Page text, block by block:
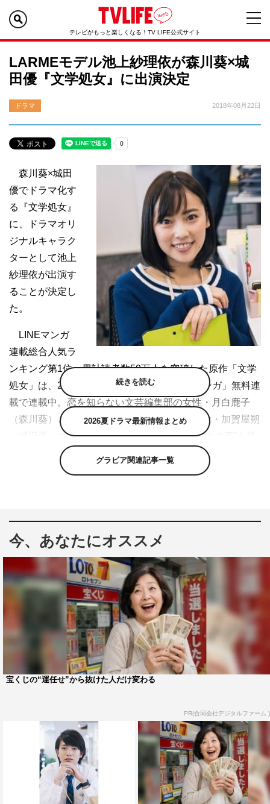
テレビがもっと楽しくなる！TV LIFE公式サイト
LARMEモデル池上紗理依が森川葵×城
田優『文学処女』に出演決定
ドラマ 2018年08月22日
森川葵×城田
優でドラマ化す
る『文学処女』
に、ドラマオリ
ジナルキャラク
ターとして池上
紗理依が出演す
ることが決定し
た。
LINEマンガ
連載総合人気ラ
ンキング第1位、累計読者数50万人を突破した原作「文学
処女」は、2016年7月から現在まで「LINEマンガ」無料連
載で連載中。恋を知らない文芸編集部の女性・月白鹿子
（森川葵）と、恋ができない人気小説家の男性・加賀屋朔
（城田優）のいびつな関係から生まれる“遅咲きの恋”を描
く、新感覚ラブストーリー。
て登場する。
＜ドラマあらすじ＞
出版社に勤める月白鹿子（森川葵）は恋愛経験がない26
歳。念願の文芸編集部に配属された鹿子が担当に任命され
たのは、超売れっ子ミステリー作家、加賀屋朔（城田優）
だった。鹿子にとって加賀屋は、本を通して恋を知らない
自分に「初恋」を教えてくれた特別な存在。鹿子は二人三
脚で作品を作ろうと懸命に歩み寄るが、加賀屋からはドラ
づいたかと思えば、気まぐれに遠ざけようとする加賀屋の
態度に翻弄される鹿子。現実の恋を知らなかった鹿子は
徐々に加賀屋に心惹かれていき…？
ドラマ『文学処女』（全8話）
MBS／TBSドラマイズム枠で9月上旬放送スタート
続きを読む
2026夏ドラマ最新情報まとめ
グラビア関連記事一覧
今、あなたにオススメ
宝くじの“運任せ”から抜けた人だけ変わる
PR(合同会社デジタルファーム )